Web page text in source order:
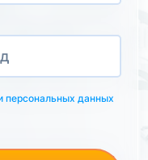
персональных данных